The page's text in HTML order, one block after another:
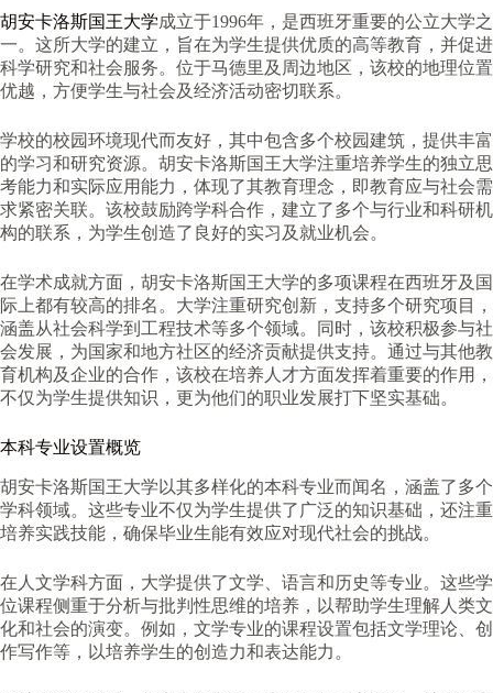
胡安卡洛斯国王大学成立于1996年，是西班牙重要的公立大学之
一。这所大学的建立，旨在为学生提供优质的高等教育，并促进
科学研究和社会服务。位于马德里及周边地区，该校的地理位置
优越，方便学生与社会及经济活动密切联系。
学校的校园环境现代而友好，其中包含多个校园建筑，提供丰富
的学习和研究资源。胡安卡洛斯国王大学注重培养学生的独立思
考能力和实际应用能力，体现了其教育理念，即教育应与社会需
求紧密关联。该校鼓励跨学科合作，建立了多个与行业和科研机
构的联系，为学生创造了良好的实习及就业机会。
在学术成就方面，胡安卡洛斯国王大学的多项课程在西班牙及国
际上都有较高的排名。大学注重研究创新，支持多个研究项目，
涵盖从社会科学到工程技术等多个领域。同时，该校积极参与社
会发展，为国家和地方社区的经济贡献提供支持。通过与其他教
育机构及企业的合作，该校在培养人才方面发挥着重要的作用，
不仅为学生提供知识，更为他们的职业发展打下坚实基础。
本科专业设置概览
胡安卡洛斯国王大学以其多样化的本科专业而闻名，涵盖了多个
学科领域。这些专业不仅为学生提供了广泛的知识基础，还注重
培养实践技能，确保毕业生能有效应对现代社会的挑战。
在人文学科方面，大学提供了文学、语言和历史等专业。这些学
位课程侧重于分析与批判性思维的培养，以帮助学生理解人类文
化和社会的演变。例如，文学专业的课程设置包括文学理论、创
作写作等，以培养学生的创造力和表达能力。